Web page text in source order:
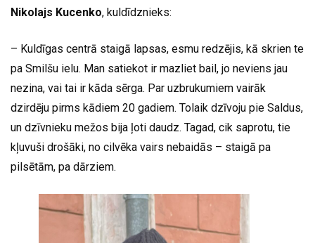
Nikolajs Kucenko, kuldīdznieks:
– Kuldīgas centrā staigā lapsas, esmu redzējis, kā skrien te
pa Smilšu ielu. Man satiekot ir mazliet bail, jo neviens jau
nezina, vai tai ir kāda sērga. Par uzbrukumiem vairāk
dzirdēju pirms kādiem 20 gadiem. Tolaik dzīvoju pie Saldus,
un dzīvnieku mežos bija ļoti daudz. Tagad, cik saprotu, tie
kļuvuši drošāki, no cilvēka vairs nebaidās – staigā pa
pilsētām, pa dārziem.